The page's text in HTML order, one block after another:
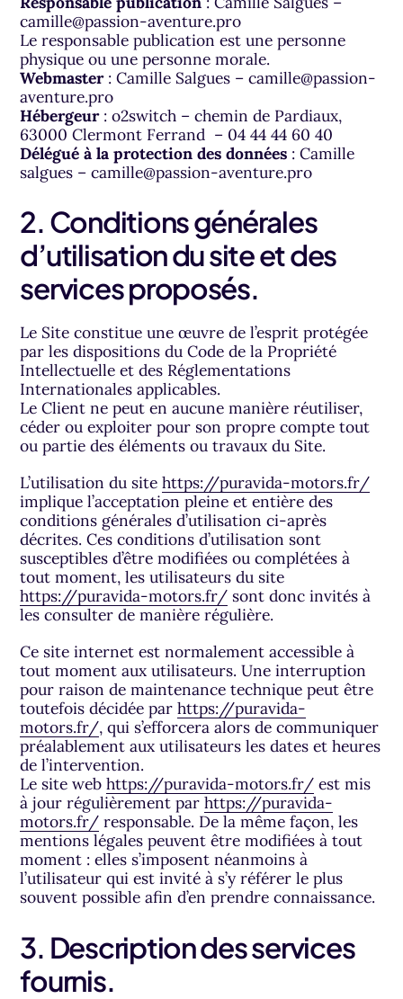
camille@passion-aventure.pro
Le responsable publication est une personne
physique ou une personne morale.
Webmaster: Camille Salgues – camille@passion-
aventure.pro
Hébergeur: o2switch – chemin de Pardiaux,
63000 Clermont Ferrand – 04 44 44 60 40
Délégué à la protection des données : Camille
salgues – camille@passion-aventure.pro
2. Conditions générales
d’utilisation du site et des
services proposés.
Le Site constitue une œuvre de l’esprit protégée
par les dispositions du Code de la Propriété
Intellectuelle et des Réglementations
Internationales applicables.
Le Client ne peut en aucune manière réutiliser,
céder ou exploiter pour son propre compte tout
ou partie des éléments ou travaux du Site.
L’utilisation du sitehttps://puravida-motors.fr/
implique l’acceptation pleine et entière des
conditions générales d’utilisation ci-après
décrites. Ces conditions d’utilisation sont
susceptibles d’être modifiées ou complétées à
tout moment, les utilisateurs du site
https://puravida-motors.fr/ sont donc invités à
les consulter de manière régulière.
Ce site internet est normalement accessible à
tout moment aux utilisateurs. Une interruption
pour raison de maintenance technique peut être
toutefois décidée parhttps://puravida-
motors.fr/, qui s’efforcera alors de communiquer
préalablement aux utilisateurs les dates et heures
de l’intervention.
Le site webhttps://puravida-motors.fr/ est mis
à jour régulièrement parhttps://puravida-
motors.fr/ responsable. De la même façon, les
mentions légales peuvent être modifiées à tout
moment : elles s’imposent néanmoins à
l’utilisateur qui est invité à s’y référer le plus
souvent possible afin d’en prendre connaissance.
3. Description des services
fournis.